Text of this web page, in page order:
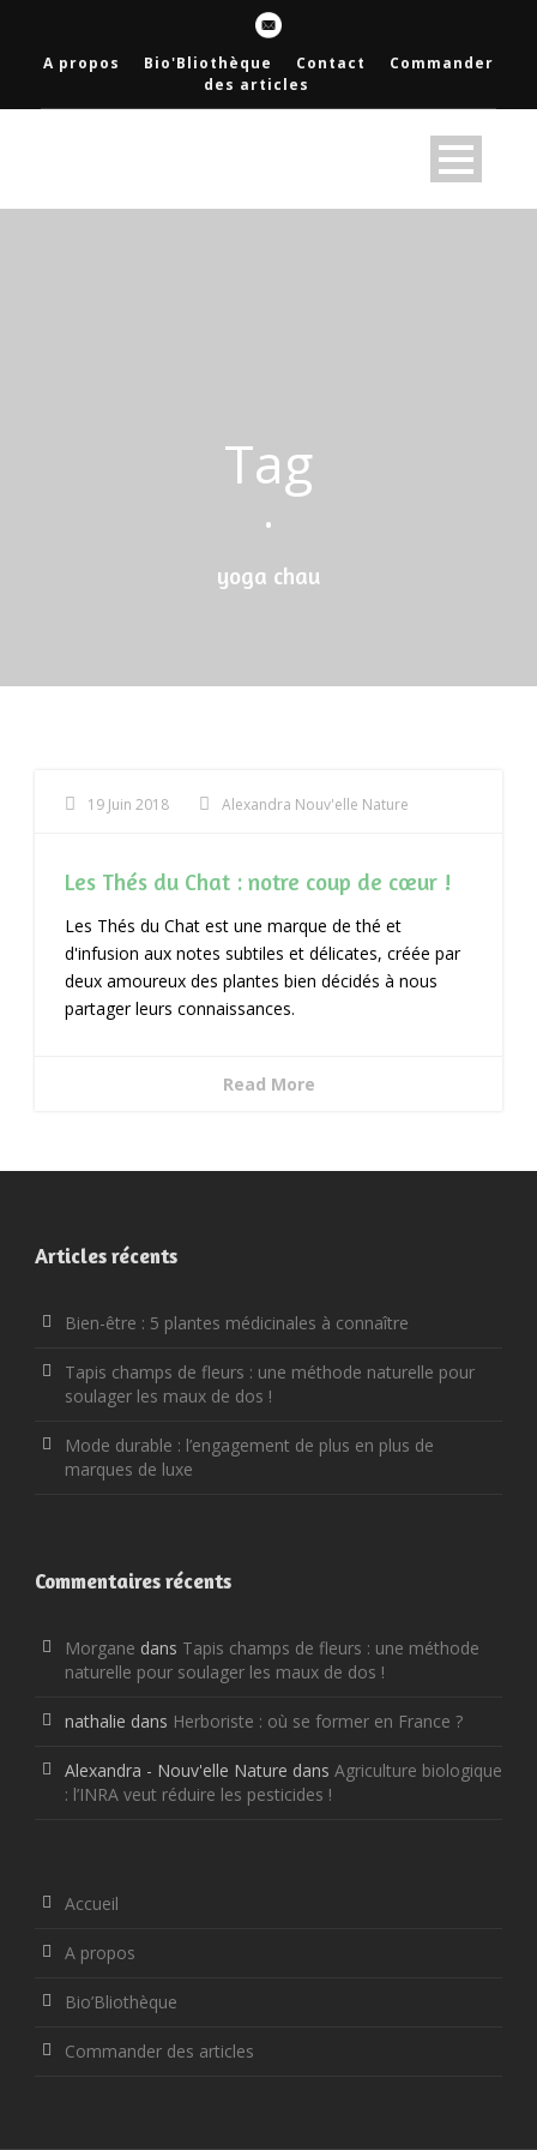
A propos Bio'Bliothèque Contact
Commander
des articles
Tag
•
yoga chau
19 Juin 2018 Alexandra Nouv'elle Nature
Les Thés du Chat : notre coup de cœur !
Les Thés du Chat est une marque de thé et
d'infusion aux notes subtiles et délicates, créée par
deux amoureux des plantes bien décidés à nous
partager leurs connaissances.
Read More
Articles récents
Bien-être : 5 plantes médicinales à connaître
Tapis champs de fleurs : une méthode naturelle pour
soulager les maux de dos !
Mode durable : l’engagement de plus en plus de
marques de luxe
Commentaires récents
Morgane dans Tapis champs de fleurs : une méthode
naturelle pour soulager les maux de dos !
nathalie dans Herboriste : où se former en France ?
Alexandra - Nouv'elle Nature dans Agriculture biologique
: l’INRA veut réduire les pesticides !
Accueil
A propos
Bio’Bliothèque
Commander des articles